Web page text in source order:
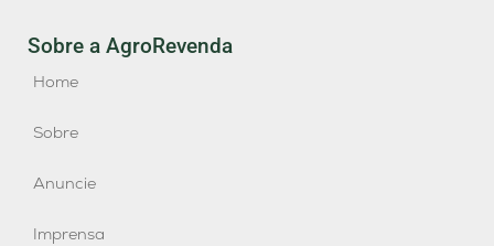
Sobre a AgroRevenda
Home
Sobre
Anuncie
Imprensa